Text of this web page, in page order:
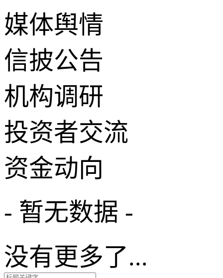
媒体舆情
信披公告
机构调研
投资者交流
资金动向
- 暂无数据 -
没有更多了...